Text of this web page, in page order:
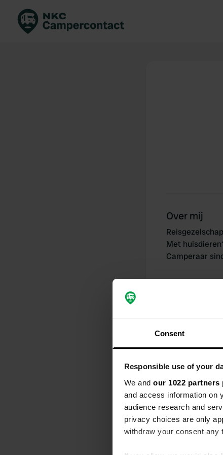
Consent
Responsible use of your
We and our 1022 partners
and access information on
audience research and
privacy choices are only
withdraw your consent any
Over mij
Reisgezelschap
Met
Camperaar
Mijn
0
Locaties